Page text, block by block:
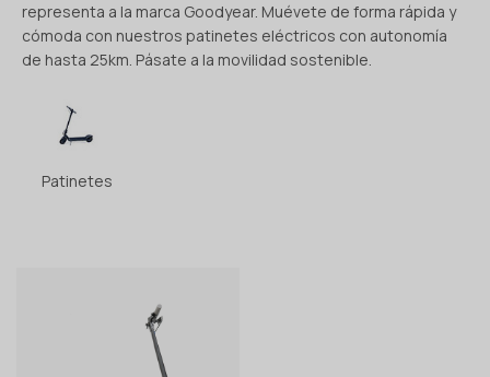
representa a la marca Goodyear. Muévete de forma rápida y
cómoda con nuestros patinetes eléctricos con autonomía
de hasta 25km. Pásate a la movilidad sostenible.
Patinetes